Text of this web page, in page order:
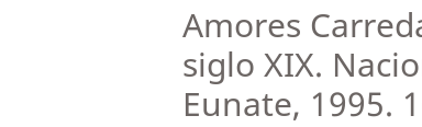
Amores
siglo XIX.
Eunate, 1995.